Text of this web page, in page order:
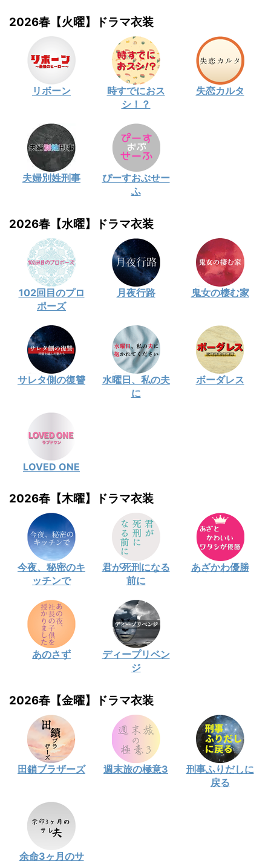
2026春【火曜】ドラマ衣装
リボーン
時すでにおス
シ！？
失恋カルタ
夫婦別姓刑事
ぴーすおぶせー
ふ
2026春【水曜】ドラマ衣装
102回目のプロ
ポーズ
月夜行路 鬼女の棲む家
サレタ側の復讐
水曜日、私の夫
に
ボーダレス
LOVED ONE
2026春【木曜】ドラマ衣装
今夜、秘密のキ
ッチンで
君が死刑になる
前に
あざかわ優勝
あのさず
ディープリベン
ジ
2026春【金曜】ドラマ衣装
田鎖ブラザーズ 週末旅の極意3
刑事ふりだしに
戻る
余命3ヶ月のサ